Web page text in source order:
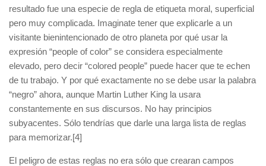
resultado fue una especie de regla de etiqueta moral, superficial
pero muy complicada. Imaginate tener que explicarle a un
visitante bienintencionado de otro planeta por qué usar la
expresión “people of color” se considera especialmente
elevado, pero decir “colored people” puede hacer que te echen
de tu trabajo. Y por qué exactamente no se debe usar la palabra
“negro” ahora, aunque Martin Luther King la usara
constantemente en sus discursos. No hay principios
subyacentes. Sólo tendrías que darle una larga lista de reglas
para memorizar.[4]
El peligro de estas reglas no era sólo que crearan campos